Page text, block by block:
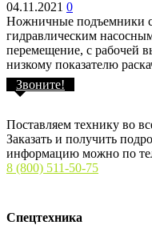
04.11.2021 0
Ножничные подъемники
гидравлическим
перемещение, с рабочей
низкому показателю
Звоните!
Поставляем технику во
Заказать и получить
информацию можно по
8 (800) 511-50-75
Спецтехника